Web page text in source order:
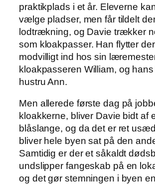
praktikplads i et år. Eleverne
vælge pladser, men får tildelt
lodtrækning, og Davie trækker
som kloakpasser. Han flytter
modvilligt ind hos sin
kloakpasseren William, og
hustru Ann.
Men allerede første dag på
kloakkerne, bliver Davie bidt af
blåslange, og da det er ret
bliver hele byen sat på den
Samtidig er der et såkaldt
undslipper fangeskab på en
og det gør stemningen i byen